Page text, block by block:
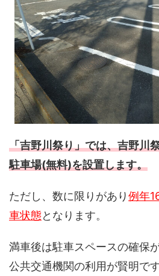
「吉野川祭り」では、吉野川
駐車場(無料)を設置します。
ただし、数に限りがあり例年
車状態となります。
満車後は駐車スペースの確保
公共交通機関の利用が賢明です